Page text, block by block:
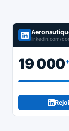
linkedin.com/
19 000+